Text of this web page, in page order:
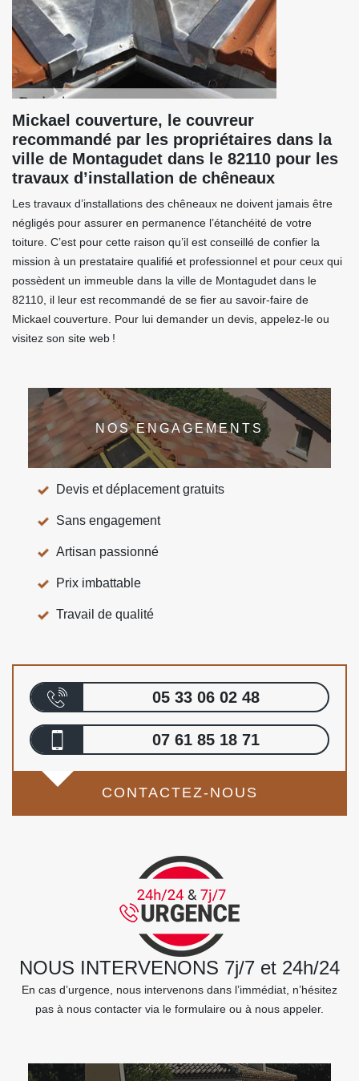
Mickael couverture, le couvreur
recommandé par les propriétaires dans la
ville de Montagudet dans le 82110 pour les
travaux d’installation de chêneaux
Les travaux d’installations des chêneaux ne doivent jamais être
négligés pour assurer en permanence l’étanchéité de votre
toiture. C’est pour cette raison qu’il est conseillé de confier la
mission à un prestataire qualifié et professionnel et pour ceux qui
possèdent un immeuble dans la ville de Montagudet dans le
82110, il leur est recommandé de se fier au savoir-faire de
Mickael couverture. Pour lui demander un devis, appelez-le ou
visitez son site web !
NOS ENGAGEMENTS
Devis et déplacement gratuits
Sans engagement
Artisan passionné
Prix imbattable
Travail de qualité
05 33 06 02 48
07 61 85 18 71
CONTACTEZ-NOUS
NOUS INTERVENONS 7j/7 et 24h/24
En cas d’urgence, nous intervenons dans l’immédiat, n’hésitez
pas à nous contacter via le formulaire ou à nous appeler.